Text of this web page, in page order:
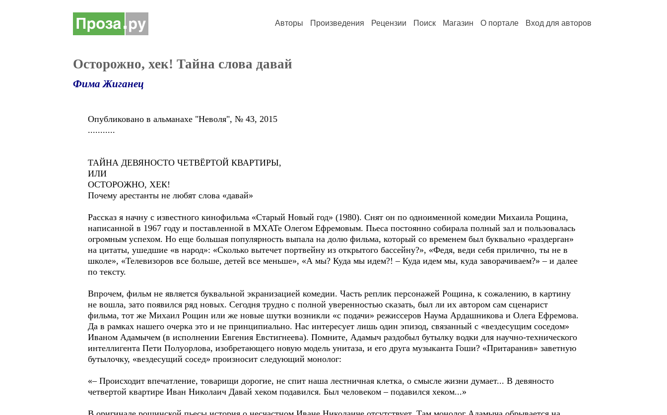
Авторы Произведения Рецензии Поиск Магазин О портале Вход для авторов
Осторожно, хек! Тайна слова давай
Фима Жиганец
Опубликовано в альманахе "Неволя", № 43, 2015
...........
ТАЙНА ДЕВЯНОСТО ЧЕТВЁРТОЙ КВАРТИРЫ,
ИЛИ
ОСТОРОЖНО, ХЕК!
Почему арестанты не любят слова «давай»
Рассказ я начну с известного кинофильма «Старый Новый год» (1980). Снят он по одноименной комедии Михаила Рощина,
написанной в 1967 году и поставленной в МХАТе Олегом Ефремовым. Пьеса постоянно собирала полный зал и пользовалась
огромным успехом. Но еще большая популярность выпала на долю фильма, который со временем был буквально «раздерган»
на цитаты, ушедшие «в народ»: «Сколько вытечет портвейну из открытого бассейну?», «Федя, веди себя прилично, ты не в
школе», «Телевизоров все больше, детей все меньше», «А мы? Куда мы идем?! – Куда идем мы, куда заворачиваем?» – и далее
по тексту.
Впрочем, фильм не является буквальной экранизацией комедии. Часть реплик персонажей Рощина, к сожалению, в картину
не вошла, зато появился ряд новых. Сегодня трудно с полной уверенностью сказать, был ли их автором сам сценарист
фильма, тот же Михаил Рощин или же новые шутки возникли «с подачи» режиссеров Наума Ардашникова и Олега Ефремова.
Да в рамках нашего очерка это и не принципиально. Нас интересует лишь один эпизод, связанный с «вездесущим соседом»
Иваном Адамычем (в исполнении Евгения Евстигнеева). Помните, Адамыч раздобыл бутылку водки для научно-технического
интеллигента Пети Полуорлова, изобретающего новую модель унитаза, и его друга музыканта Гоши? «Притаранив» заветную
бутылочку, «вездесущий сосед» произносит следующий монолог:
«– Происходит впечатление, товарищи дорогие, не спит наша лестничная клетка, о смысле жизни думает... В девяносто
четвертой квартире Иван Николаич Давай хеком подавился. Был человеком – подавился хеком...»